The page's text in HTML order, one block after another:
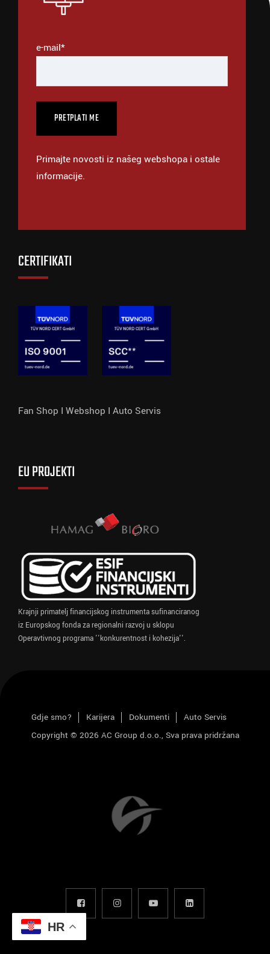
e-mail*
Primajte novosti iz našeg webshopa i ostale
informacije.
CERTIFIKATI
Fan Shop I Webshop I Auto Servis
EU PROJEKTI
Krajnji primatelj financijskog instrumenta sufinanciranog
iz Europskog fonda za regionalni razvoj u sklopu
Operavtivnog programa ''konkurentnost i kohezija''.
Gdje smo? Karijera Dokumenti
Auto Servis
Copyright © 2026 AC Group d.o.o., Sva prava pridržana
HR